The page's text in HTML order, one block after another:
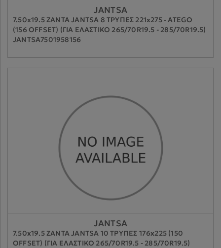
JANTSA
7.50x19.5 ΖΑΝΤΑ JANTSA 8 ΤΡΥΠΕΣ 221x275 - ATEGO
(156 OFFSET) (ΓΙΑ ΕΛΑΣΤΙΚΟ 265/70R19.5 - 285/70R19.5)
JANTSA7501958156
JANTSA
7.50x19.5 ΖΑΝΤΑ JANTSA 10 ΤΡΥΠΕΣ 176x225 (150
OFFSET) (ΓΙΑ ΕΛΑΣΤΙΚΟ 265/70R19.5 - 285/70R19.5)